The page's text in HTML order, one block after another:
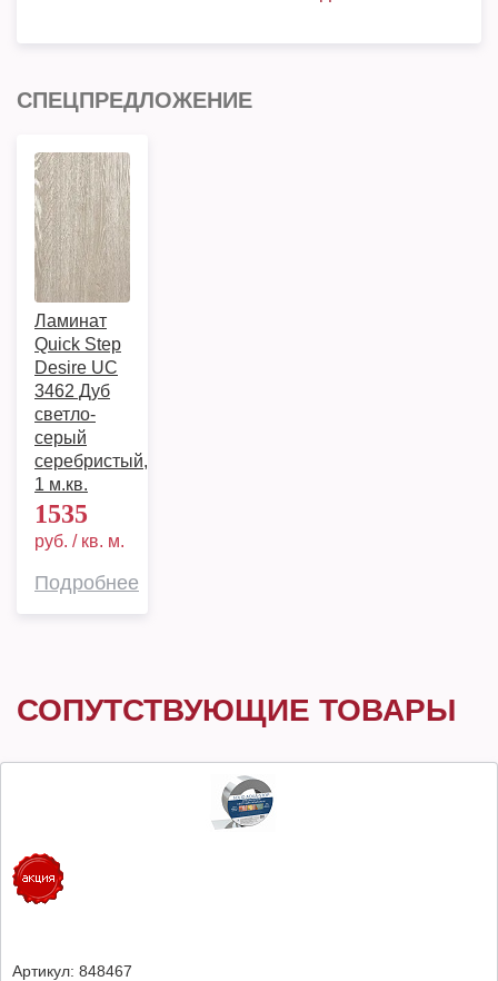
СПЕЦПРЕДЛОЖЕНИЕ
Ламинат
Quick Step
Desire UC
3462 Дуб
светло-
серый
серебристый,
1 м.кв.
1535
руб. / кв. м.
Подробнее
СОПУТСТВУЮЩИЕ ТОВАРЫ
Артикул: 848467